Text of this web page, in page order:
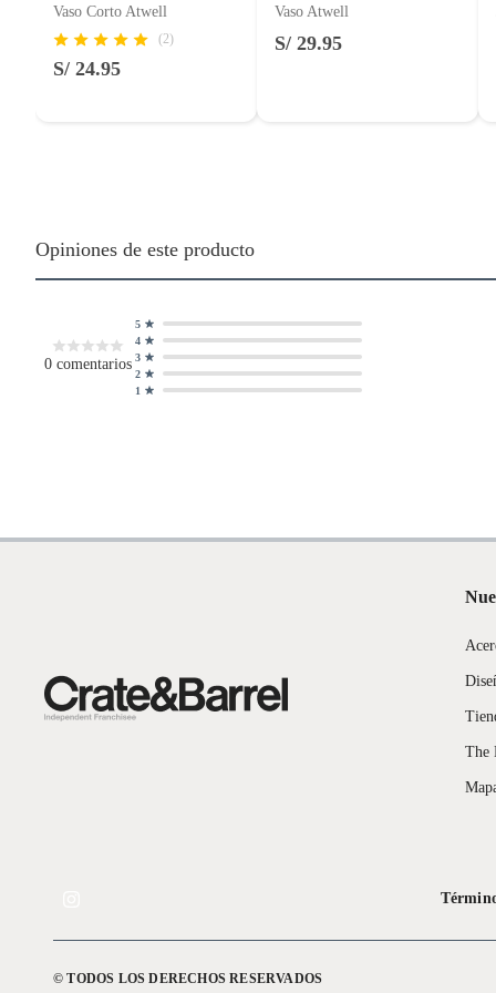
Vaso Corto Atwell
(2)
S/ 24.95
Vaso Atwell
S/ 29.95
Opiniones de este producto
0 comentarios
1
2
3
4
5
The
© TODOS LOS DERECHOS RESERVADOS